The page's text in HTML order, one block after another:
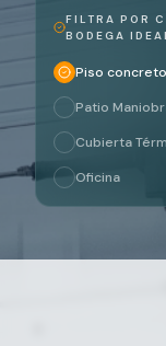
FILTRA POR
BODEGA
Piso concreto
Patio
Cubierta
Oficina